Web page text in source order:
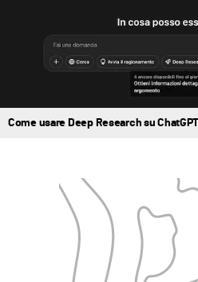
Come usare Deep Research su